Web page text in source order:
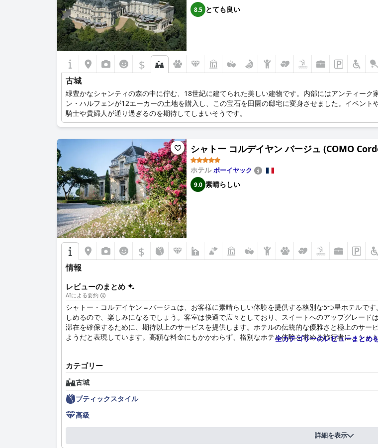
8.5 とても良い
$
古城
緑豊かなシャンティの森の中に佇む、18世紀に建てられた美しい建物です。内部にはアンティー
ン・ハルフェンが12エーカーの土地を購入し、この宝石を田園の邸宅に変身させました。イベン
騎士や貴婦人が通り過ぎるのを期待してしまいそうです。
シャトー コルデイヤン バージュ (COMO
ホテルポーイヤック
9.0 素晴らしい
$
情報
レビューのまとめ
AIによる要約
シャトー・コルデイヤン＝バージュは、お客様に素晴らしい体験を提供する格別な5つ星ホテルで
しめるので、楽しみになるでしょう。客室は快適で広々としており、スイートへのアップグレー
滞在を確保するために、期待以上のサービスを提供します。ホテルの伝統的な優雅さと極上のサ
ようだと表現しています。高額な料金にもかかわらず、格別なホテル体験を求める旅行者に、シャ
全カテゴリーのレビューまとめ
カテゴリー
古城
ブティックスタイル
高級
詳細を表示